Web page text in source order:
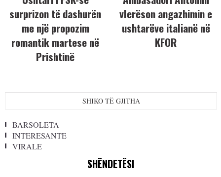
surprizon të dashurën
me një propozim
romantik martese në
Prishtinë
vlerëson angazhimin e
ushtarëve italianë në
KFOR
SHIKO TË GJITHA
BARSOLETA
INTERESANTE
VIRALE
SHËNDETËSI